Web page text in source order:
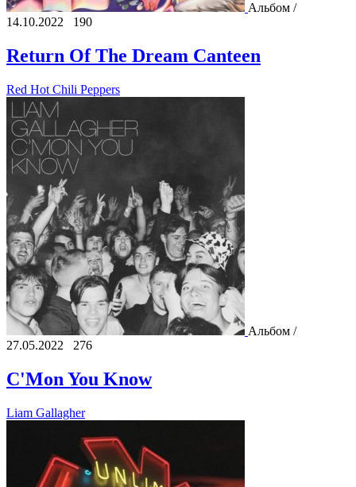
Альбом /
14.10.2022
190
Return Of The Dream Canteen
Red Hot Chili Peppers
Альбом /
27.05.2022
276
C'Mon You Know
Liam Gallagher